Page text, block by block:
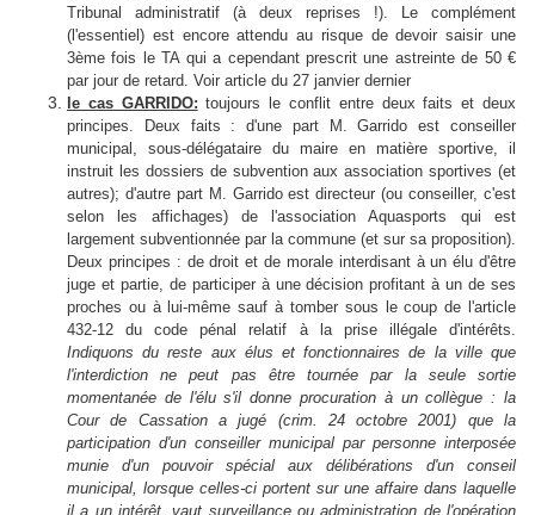
Tribunal administratif (à deux reprises !). Le complément
(l'essentiel) est encore attendu au risque de devoir saisir une
3ème fois le TA qui a cependant prescrit une astreinte de 50 €
par jour de retard. Voir article du 27 janvier dernier
le cas GARRIDO: toujours le conflit entre deux faits et deux
principes. Deux faits : d'une part M. Garrido est conseiller
municipal, sous-délégataire du maire en matière sportive, il
instruit les dossiers de subvention aux association sportives (et
autres); d'autre part M. Garrido est directeur (ou conseiller, c'est
selon les affichages) de l'association Aquasports qui est
largement subventionnée par la commune (et sur sa proposition).
Deux principes : de droit et de morale interdisant à un élu d'être
juge et partie, de participer à une décision profitant à un de ses
proches ou à lui-même sauf à tomber sous le coup de l'article
432-12 du code pénal relatif à la prise illégale d'intérêts.
Indiquons du reste aux élus et fonctionnaires de la ville que
l'interdiction ne peut pas être tournée par la seule sortie
momentanée de l'élu s'il donne procuration à un collègue : la
Cour de Cassation a jugé (crim. 24 octobre 2001) que la
participation d'un conseiller municipal par personne interposée
munie d'un pouvoir spécial aux délibérations d'un conseil
municipal, lorsque celles-ci portent sur une affaire dans laquelle
il a un intérêt, vaut surveillance ou administration de l'opération